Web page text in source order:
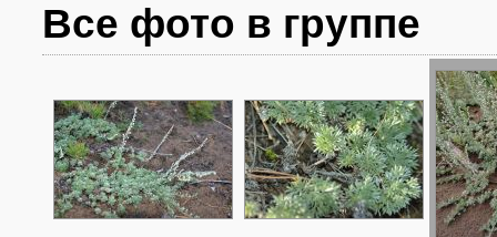
Все фото в группе